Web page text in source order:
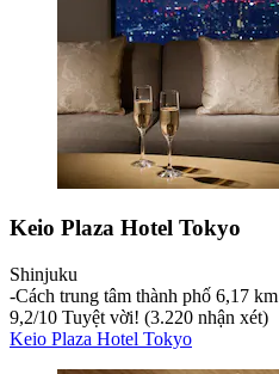
Keio Plaza Hotel Tokyo
Shinjuku
‐Cách trung tâm thành phố 6,17 km
9,2/10 Tuyệt vời! (3.220 nhận xét)
Keio Plaza Hotel Tokyo